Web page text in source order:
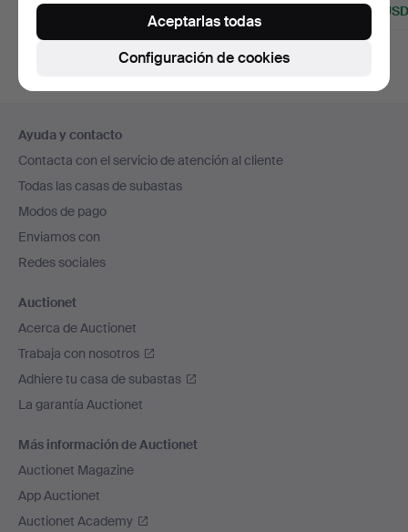
41 USD 34 USD
en
el
pie
de
página
Ayuda y contacto
Contacta con el servicio de atención al cliente
Todas las casas de subastas
Modos de pago
Enviamos con
Redes sociales
Auctionet
Acerca de Auctionet
Trabaja con nosotros
Adhiere tu casa de subastas
La garantía Auctionet
Más información de Auctionet
Auctionet Magazine
App Auctionet
Auctionet Academy
Configuración de cookies
Aceptarlas todas